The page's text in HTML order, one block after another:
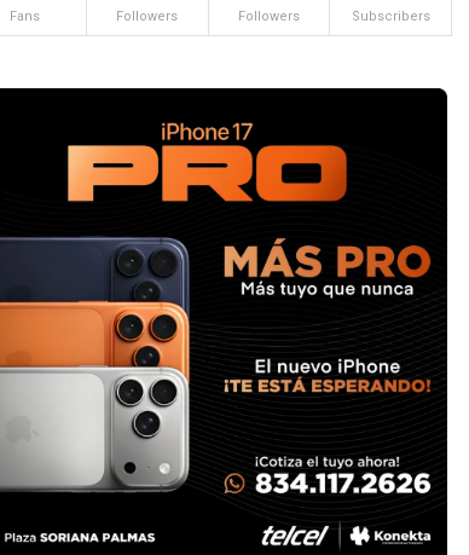
Fans Followers Followers Subscribers